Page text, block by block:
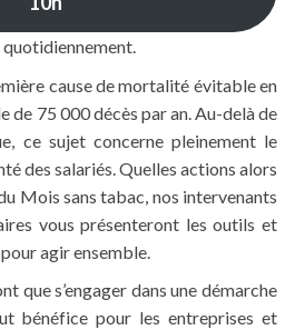
cause de mortalité évitable en
de 75 000 décès par an. Au-delà de
ce sujet concerne pleinement le
des salariés. Quelles actions alors
Mois sans tabac, nos intervenants
vous présenteront les outils et
agir ensemble.
que s’engager dans une démarche
bénéfice pour les entreprises et